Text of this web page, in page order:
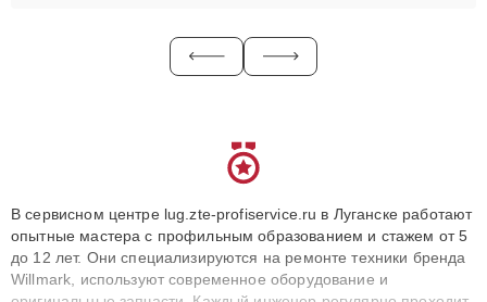
В сервисном центре lug.zte-profiservice.ru в Луганске работают
опытные мастера с профильным образованием и стажем от 5
до 12 лет. Они специализируются на ремонте техники бренда
Willmark, используют современное оборудование и